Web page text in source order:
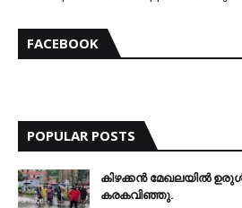
FACEBOOK
POPULAR POSTS
കിഴക്കന്‍ മേഖലയില്‍ ഉരുള്‍
കരകവിഞ്ഞു.